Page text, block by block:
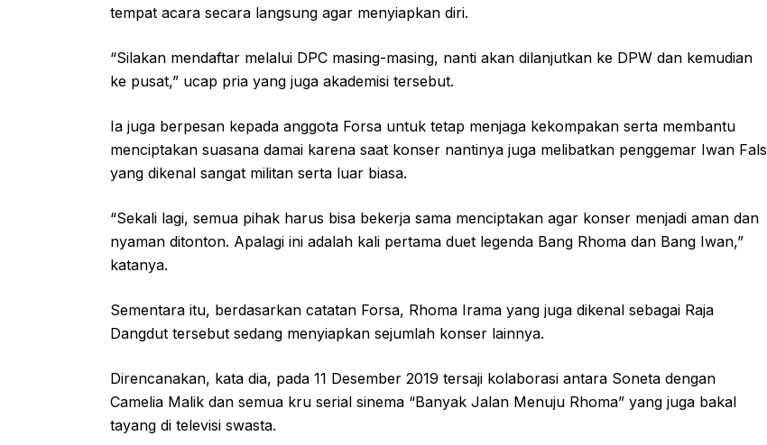
tempat acara secara langsung agar menyiapkan diri.
“Silakan mendaftar melalui DPC masing-masing, nanti akan dilanjutkan ke DPW dan kemudian
ke pusat,” ucap pria yang juga akademisi tersebut.
Ia juga berpesan kepada anggota Forsa untuk tetap menjaga kekompakan serta membantu
menciptakan suasana damai karena saat konser nantinya juga melibatkan penggemar Iwan Fals
yang dikenal sangat militan serta luar biasa.
“Sekali lagi, semua pihak harus bisa bekerja sama menciptakan agar konser menjadi aman dan
nyaman ditonton. Apalagi ini adalah kali pertama duet legenda Bang Rhoma dan Bang Iwan,”
katanya.
Sementara itu, berdasarkan catatan Forsa, Rhoma Irama yang juga dikenal sebagai Raja
Dangdut tersebut sedang menyiapkan sejumlah konser lainnya.
Direncanakan, kata dia, pada 11 Desember 2019 tersaji kolaborasi antara Soneta dengan
Camelia Malik dan semua kru serial sinema “Banyak Jalan Menuju Rhoma” yang juga bakal
tayang di televisi swasta.